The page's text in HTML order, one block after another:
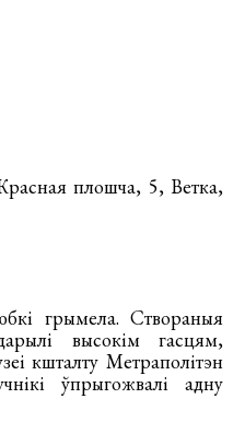
плошча, 5, Ветка,
грымела. Створаныя
высокім гасцям,
кшталту Метраполітэн
ўпрыгожвалі адну